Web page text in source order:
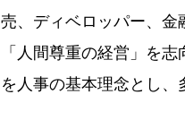
売、ディベロッパー、金
「人間尊重の経営」を
を人事の基本理念とし、